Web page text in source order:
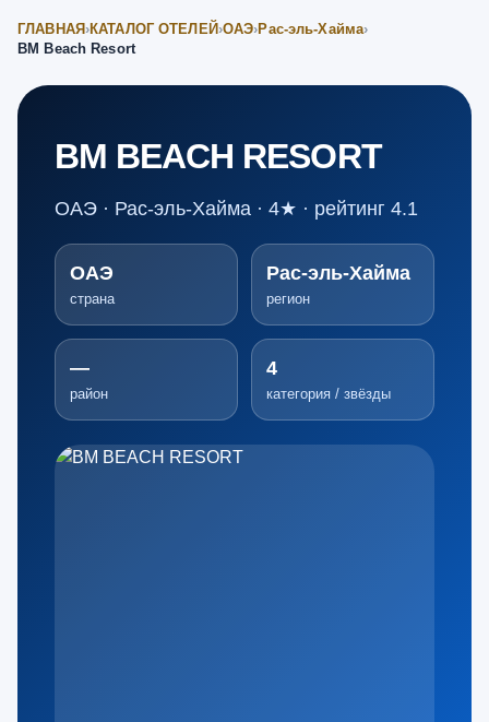
ГЛАВНАЯ ›КАТАЛОГ ОТЕЛЕЙ ›ОАЭ›Рас-эль-Хайма›
BM Beach Resort
BM BEACH RESORT
ОАЭ · Рас-эль-Хайма · 4★ · рейтинг 4.1
ОАЭ
страна
Рас-эль-Хайма
регион
—
район
4
категория / звёзды